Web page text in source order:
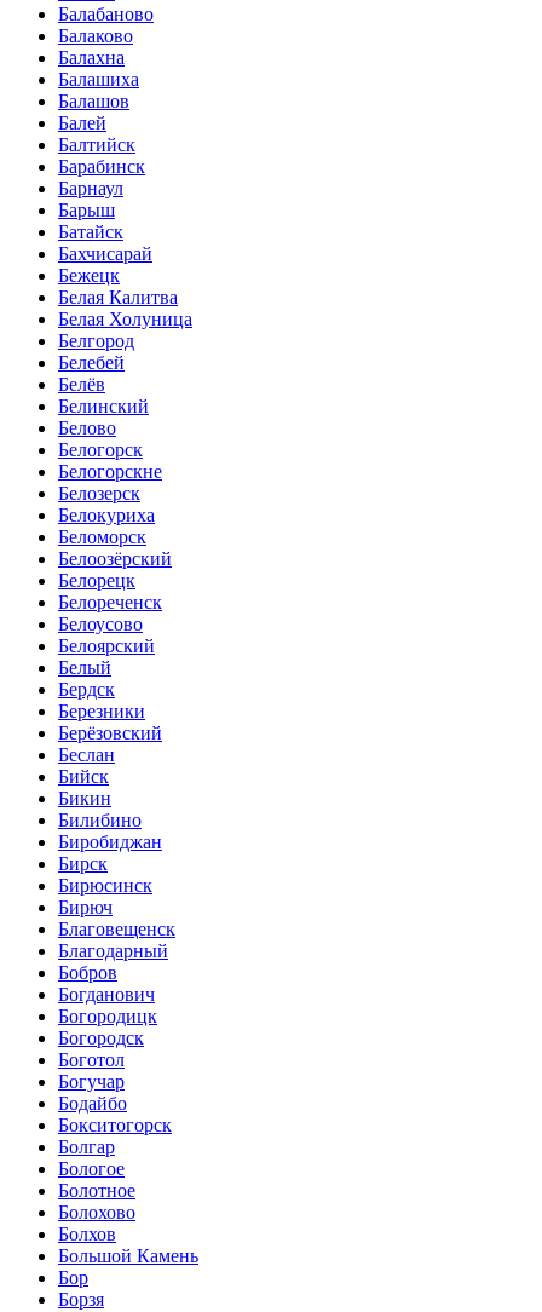
Балабаново
Балаково
Балахна
Балашиха
Балашов
Балей
Балтийск
Барабинск
Барнаул
Барыш
Батайск
Бахчисарай
Бежецк
Белая Калитва
Белая Холуница
Белгород
Белебей
Белёв
Белинский
Белово
Белогорск
Белогорскне
Белозерск
Белокуриха
Беломорск
Белоозёрский
Белорецк
Белореченск
Белоусово
Белоярский
Белый
Бердск
Березники
Берёзовский
Беслан
Бийск
Бикин
Билибино
Биробиджан
Бирск
Бирюсинск
Бирюч
Благовещенск
Благодарный
Бобров
Богданович
Богородицк
Богородск
Боготол
Богучар
Бодайбо
Бокситогорск
Болгар
Бологое
Болотное
Болохово
Болхов
Большой Камень
Бор
Борзя